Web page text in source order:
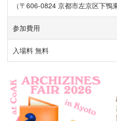
（〒606-0824 京都市左京区下鴨
参加費用
入場料 無料